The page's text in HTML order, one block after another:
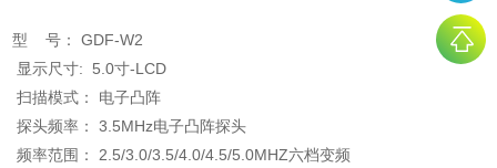
型 号： GDF-W2
显示尺寸: 5.0寸-LCD
扫描模式： 电子凸阵
探头频率： 3.5MHz电子凸阵探头
频率范围： 2.5/3.0/3.5/4.0/4.5/5.0MHZ六档变频